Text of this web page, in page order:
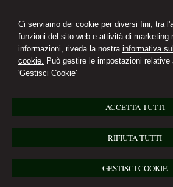
Ci serviamo dei cookie per diversi fini, tra
funzioni del sito web e attività di marketing
informazioni, riveda la nostra informativa
cookie. Può gestire le impostazioni
'Gestisci Cookie'
ACCETTA TUTTI
RIFIUTA TUTTI
GESTISCI COOKIE